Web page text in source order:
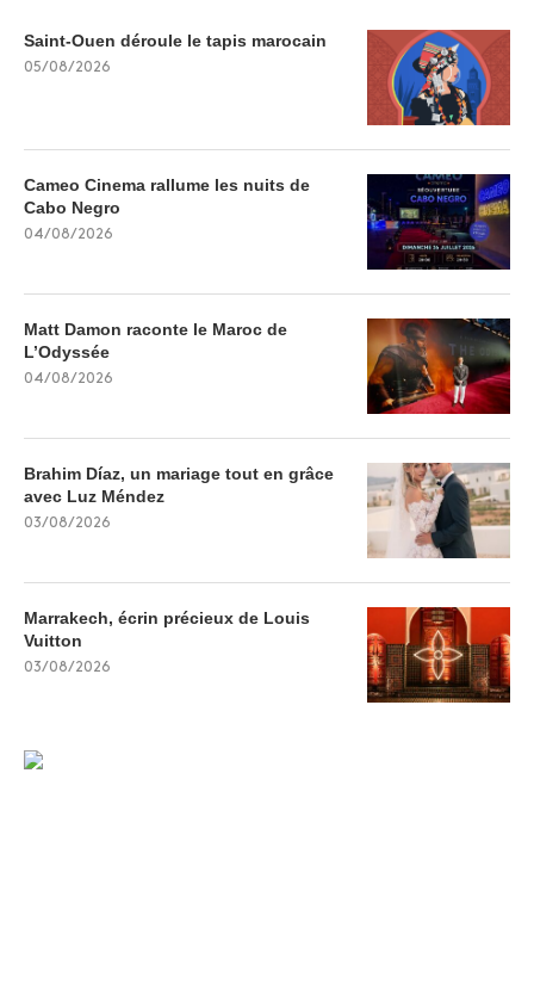
Saint-Ouen déroule le tapis marocain
05/08/2026
Cameo Cinema rallume les nuits de
Cabo Negro
04/08/2026
Matt Damon raconte le Maroc de
L’Odyssée
04/08/2026
Brahim Díaz, un mariage tout en grâce
avec Luz Méndez
03/08/2026
Marrakech, écrin précieux de Louis
Vuitton
03/08/2026